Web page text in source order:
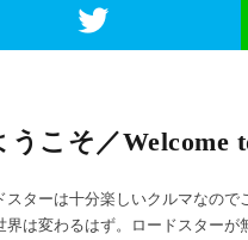
こそ／Welcome
ターは十分楽しいクルマなの
は変わるはず。ロードスター